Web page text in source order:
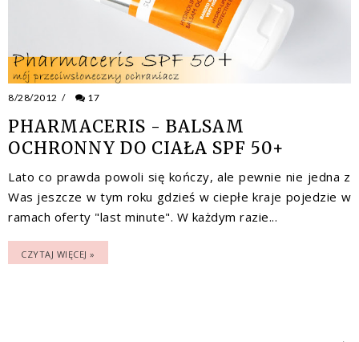
8/28/2012 / 17
PHARMACERIS - BALSAM
OCHRONNY DO CIAŁA SPF 50+
Lato co prawda powoli się kończy, ale pewnie nie jedna z
Was jeszcze w tym roku gdzieś w ciepłe kraje pojedzie w
ramach oferty "last minute". W każdym razie...
CZYTAJ WIĘCEJ »